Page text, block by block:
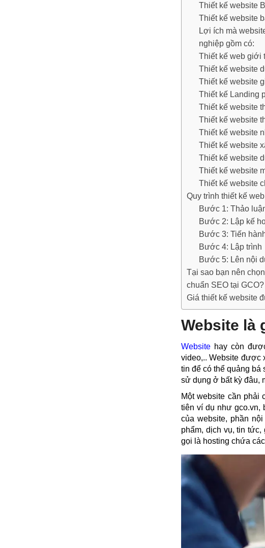
Thiết kế website
Thiết kế website
Lợi ích mà
nghiệp gồm có:
Thiết kế web giới
Thiết kế website
Thiết kế website
Thiết kế Landing
Thiết kế website
Thiết kế website
Thiết kế website
Thiết kế website
Thiết kế website
Thiết kế website
Thiết kế website
Quy trình thiết kế
Bước 1: Thảo
Bước 2: Lập kế
Bước 3: Tiến
Bước 4: Lập trình
Bước 5: Lên nội
Tại sao bạn nên
chuẩn SEO tại GCO?
Giá thiết kế website
Website là
Website hay còn
video,.. Website được
tin để có thể quảng
sử dụng ở bất kỳ đâu,
Một website cần phải
tiên ví dụ như gco.vn,
của website, phần
phẩm, dịch vụ, tin
gọi là hosting chứa